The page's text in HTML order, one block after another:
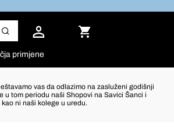
primjene
vas da odlazimo na zasluženi godišnji
u tom periodu naši Shopovi na Savici Šanci i
ni naši kolege u uredu.